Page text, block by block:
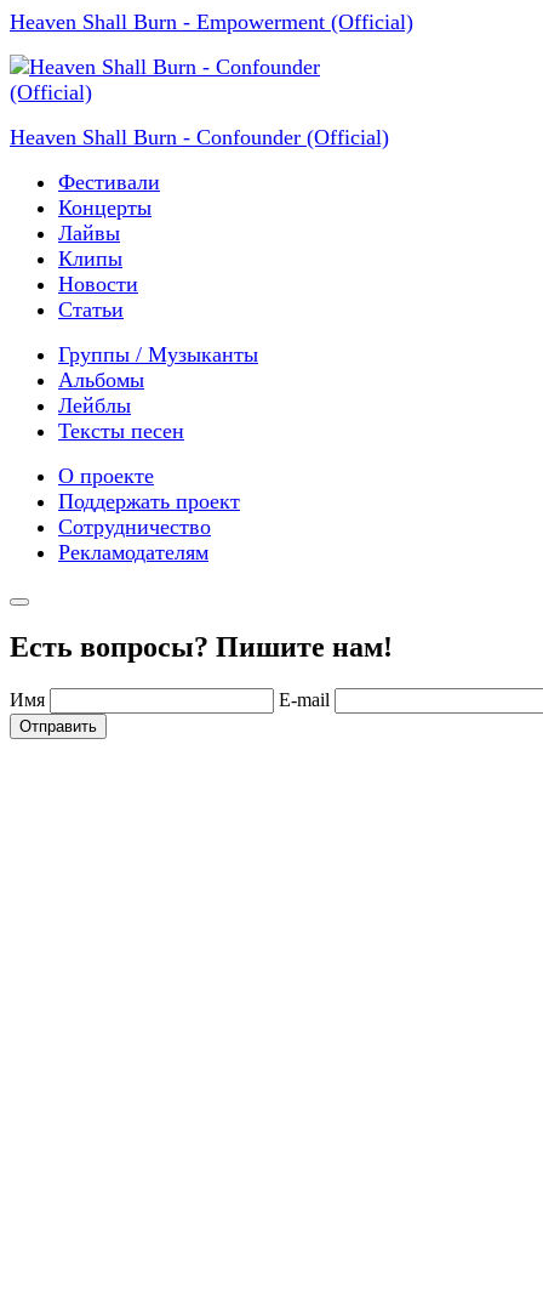
Heaven Shall Burn - Empowerment (Official)
Heaven Shall Burn - Confounder (Official)
Фестивали
Концерты
Лайвы
Клипы
Новости
Статьи
Группы / Музыканты
Альбомы
Лейблы
Тексты песен
О проекте
Поддержать проект
Сотрудничество
Рекламодателям
Есть вопросы? Пишите нам!
Имя E-mail